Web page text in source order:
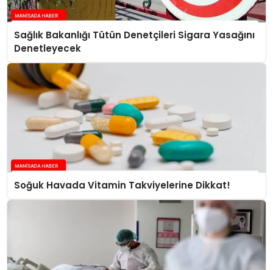
Sağlık Bakanlığı Tütün Denetçileri Sigara Yasağını
Denetleyecek
Soğuk Havada Vitamin Takviyelerine Dikkat!